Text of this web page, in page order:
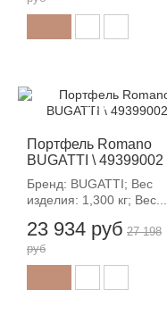
Портфель Romano
BUGATTI \ 49399002
Бренд: BUGATTI; Вес
изделия: 1,300 кг; Вес...
23 934 руб
-12%
27 198
руб